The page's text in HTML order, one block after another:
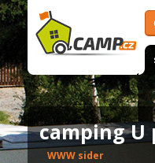
camping U
WWW sider